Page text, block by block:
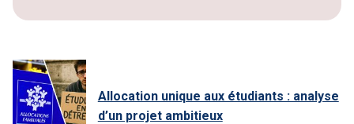
Allocation unique aux étudiants : analyse
d’un projet ambitieux